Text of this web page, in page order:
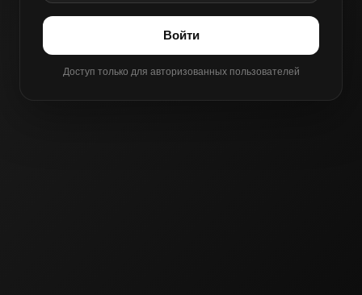
Войти
Доступ только для авторизованных пользователей